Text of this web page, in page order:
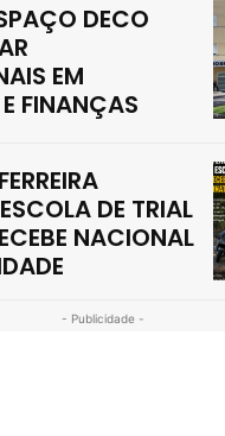
DECO
EM
FINANÇAS
DE TRIAL
NACIONAL
- Publicidade -